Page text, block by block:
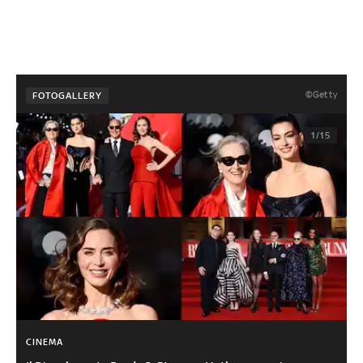
FOTOGALLERY ©Getty
1/15
CINEMA